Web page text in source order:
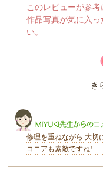
このレビューは参考にな
このレビューが参考
作品写真が気に入
い。
き
修理を重ねながら 大切
コニアも素敵ですね!